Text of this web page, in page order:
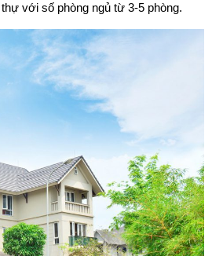
với số phòng ngủ từ 3-5 phòng.